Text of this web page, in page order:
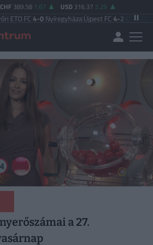
CHF 389.58 1.67 USD 316.37 3.29
0Nyíregyháza|Újpest FC4-2Debreceni VSC |
a 27.